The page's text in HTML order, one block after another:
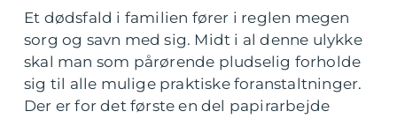
Et dødsfald i familien fører i reglen megen
sorg og savn med sig. Midt i al denne ulykke
skal man som pårørende pludselig forholde
sig til alle mulige praktiske foranstaltninger.
Der er for det første en del papirarbejde